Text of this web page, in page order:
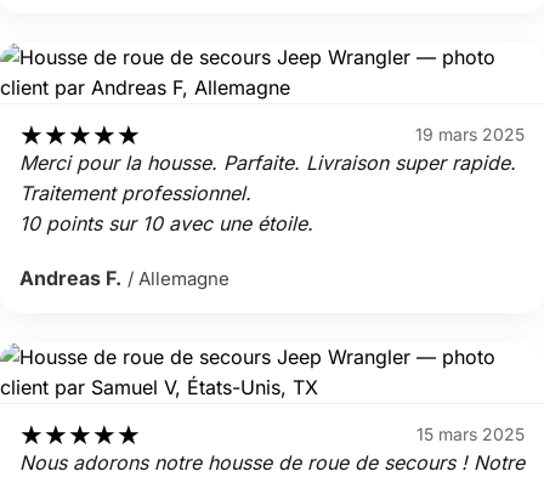
★★★★★ 19 mars 2025
Merci pour la housse. Parfaite. Livraison super rapide.
Traitement professionnel.
10 points sur 10 avec une étoile.
Andreas F. / Allemagne
★★★★★ 15 mars 2025
Nous adorons notre housse de roue de secours ! Notre